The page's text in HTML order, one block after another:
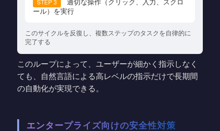
ール）を実行
このサイクルを反復し、複数ステップのタスクを自律的に
完了する
このループによって、ユーザーが細かく指示しなく
ても、自然言語による高レベルの指示だけで長期間
の自動化が実現できる。
エンタープライズ向けの安全性対策